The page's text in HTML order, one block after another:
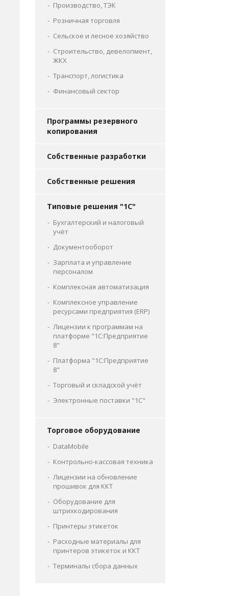
Производство, ТЭК
Розничная торговля
Сельское и лесное хозяйство
Строительство, девелопмент,
ЖКХ
Транспорт, логистика
Финансовый сектор
Программы резервного
копирования
Собственные разработки
Собственные решения
Типовые решения "1С"
Бухгалтерский и налоговый
учёт
Документооборот
Зарплата и управление
персоналом
Комплексная автоматизация
Комплексное управление
ресурсами предприятия (ERP)
Лицензии к программам на
платформе "1С:Предприятие
8"
Платформа "1С:Предприятие
8"
Торговый и складской учёт
Электронные поставки "1С"
Торговое оборудование
DataMobile
Контрольно-кассовая техника
Лицензии на обновление
прошивок для ККТ
Оборудование для
штрихкодирования
Принтеры этикеток
Расходные материалы для
принтеров этикеток и ККТ
Терминалы сбора данных